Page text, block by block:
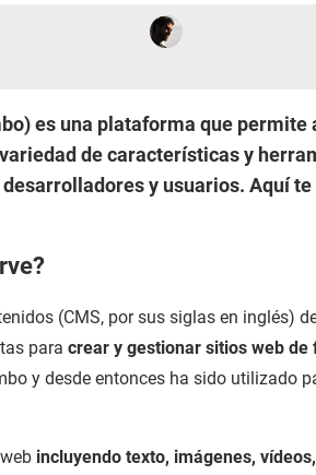
es una plataforma que permite
de características y
y usuarios. Aquí
(CMS, por sus siglas en inglés)
para crear y gestionar sitios web de
y desde entonces ha sido utilizado
incluyendo texto, imágenes,